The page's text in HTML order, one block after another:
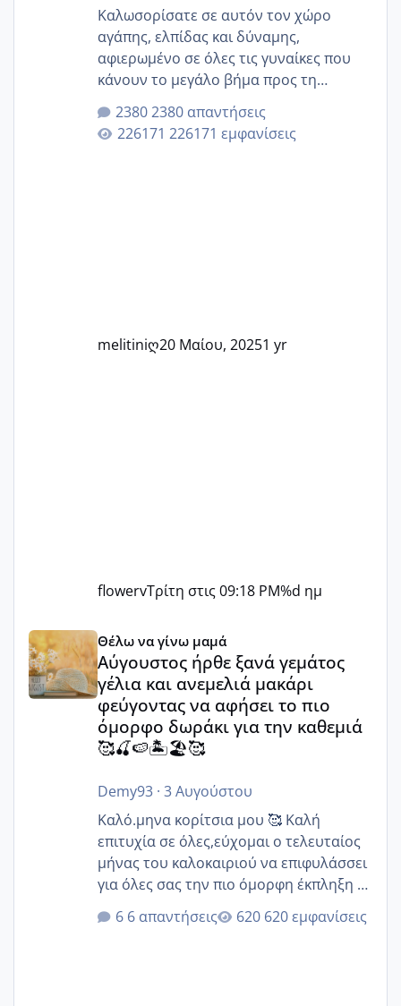
Καλωσορίσατε σε αυτόν τον χώρο
αγάπης, ελπίδας και δύναμης,
αφιερωμένο σε όλες τις γυναίκες που
κάνουν το μεγάλο βήμα προς τη
μητρότητα μέσω εξωσωματικής το 2025.
Εδώ θα μοιραστούμε αγωνίες, χαρές,
εμπειρίες και κάθε μικρή ή μεγάλη
2380 απαντήσεις
226171 εμφανίσεις
melitiniღ20 Μαίου, 20251 yr
flowervΤρίτη στις 09:18 PM%d ημ
Αύγουστος ήρθε ξανά γεμάτος γέλια και ανεμελιά
Θέλω να γίνω μαμά
Αύγουστος ήρθε ξανά γεμάτος
γέλια και ανεμελιά μακάρι
φεύγοντας να αφήσει το πιο
όμορφο δωράκι για την καθεμιά
🥰🍒🍉🏝️🏖️🥰
Demy93· 3 Αυγούστου
Καλό.μηνα κορίτσια μου 🥰 Καλή
επιτυχία σε όλες,εύχομαι ο τελευταίος
μήνας του καλοκαιριού να επιφυλάσσει
για όλες σας την πιο όμορφη έκπληξη 🧿
@Elk @Melikara86 @Παρασκευαιδου
@Zenia z @melitiniღ @Christi.D.
6 απαντήσεις 620 εμφανίσεις